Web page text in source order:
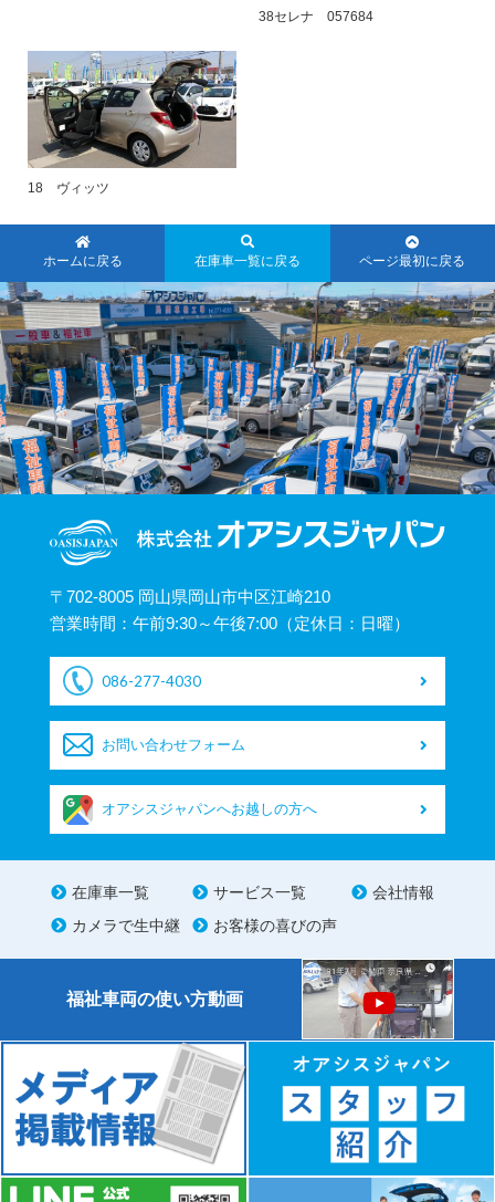
38セレナ 057684
18 ヴィッツ
ホームに戻る 在庫車一覧に戻る ページ最初に戻る
〒702-8005 岡山県岡山市中区江崎210
営業時間：午前9:30～午後7:00（定休日：日曜）
086-277-4030
お問い合わせフォーム
オアシスジャパンへお越しの方へ
在庫車一覧 サービス一覧
会社情報
カメラで生中継
お客様の喜びの声
福祉車両の使い方動画